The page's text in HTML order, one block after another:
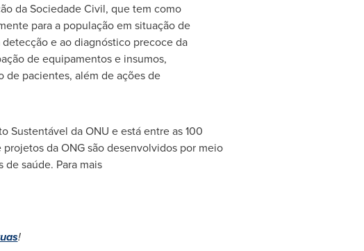
da Sociedade Civil, que tem como
para a população em situação de
e ao diagnóstico precoce da
de equipamentos e insumos,
de pacientes, além de ações de
Sustentável da ONU e está entre as 100
da ONG são desenvolvidos por meio
saúde. Para mais
!